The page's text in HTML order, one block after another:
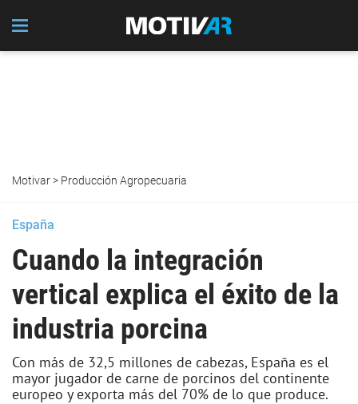
Motivar> Producción Agropecuaria
España
Cuando la integración
vertical explica el éxito de la
industria porcina
Con más de 32,5 millones de cabezas, España es el
mayor jugador de carne de porcinos del continente
europeo y exporta más del 70% de lo que produce.